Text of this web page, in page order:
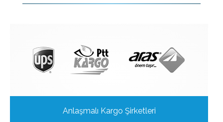
Anlaşmalı Kargo Şirketleri